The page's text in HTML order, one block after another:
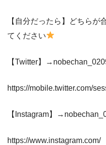
【自分だったら】どちらが
てください
【Twitter】
https://mobile.twitter.com/
【Instagram】
https://www.instagram.com/